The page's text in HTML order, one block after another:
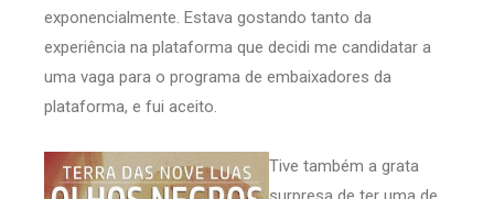
exponencialmente. Estava gostando tanto da
experiência na plataforma que decidi me candidatar a
uma vaga para o programa de embaixadores da
plataforma, e fui aceito.
Tive também a grata